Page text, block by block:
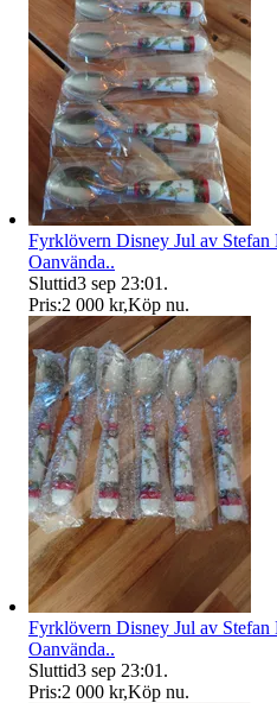
Fyrklövern Disney Jul av Stefan
Oanvända..
Sluttid3 sep 23:01 .
Pris:2 000 kr,Köp nu.
Fyrklövern Disney Jul av Stefan
Oanvända..
Sluttid3 sep 23:01 .
Pris:2 000 kr,Köp nu.